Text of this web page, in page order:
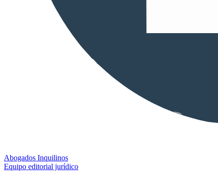
Abogados Inquilinos
Equipo editorial jurídico